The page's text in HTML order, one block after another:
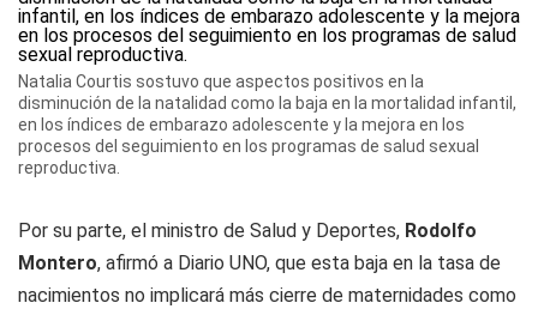
Natalia Courtis sostuvo que aspectos positivos en la
disminución de la natalidad como la baja en la mortalidad infantil,
en los índices de embarazo adolescente y la mejora en los
procesos del seguimiento en los programas de salud sexual
reproductiva.
Por su parte, el ministro de Salud y Deportes, Rodolfo
Montero, afirmó a Diario UNO, que esta baja en la tasa de
nacimientos no implicará más cierre de maternidades como